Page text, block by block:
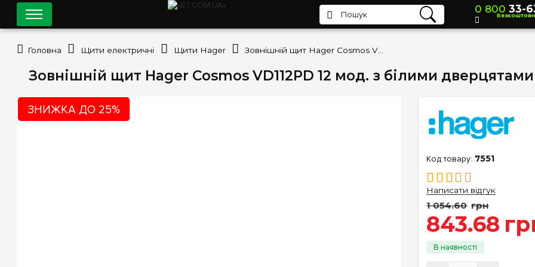
Зовнішній щит Hager Cosmos VD112PD 12 мод. з білими дверцятами
ЗНИЖКА ДО 25%
7551
Написати відгук
1 054.60 грн
843.68
0 800 33-
Головна Щити електричні Щити Hager